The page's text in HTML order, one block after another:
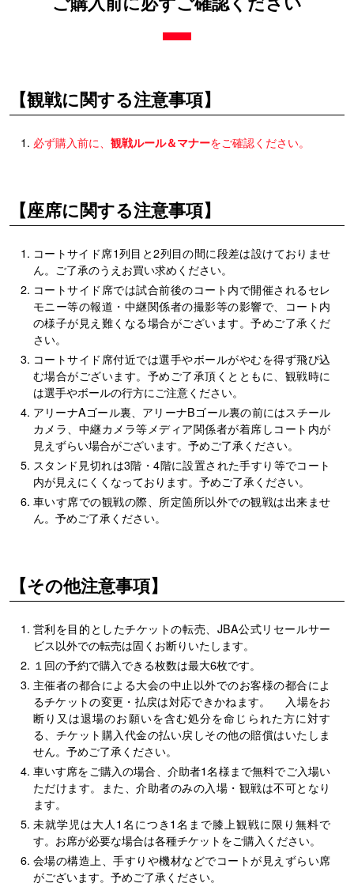
【観戦に関する注意事項】
必ず購入前に、 観戦ルール＆マナーをご確認ください。
【座席に関する注意事項】
コートサイド席1列目と2列目の間に段差は設けておりませ
ん。ご了承のうえお買い求めください。
コートサイド席では試合前後のコート内で開催されるセレ
モニー等の報道・中継関係者の撮影等の影響で、コート内
の様子が見え難くなる場合がございます。予めご了承くだ
さい。
コートサイド席付近では選手やボールがやむを得ず飛び込
む場合がございます。予めご了承頂くとともに、観戦時に
は選手やボールの行方にご注意ください。
アリーナAゴール裏、アリーナBゴール裏の前にはスチール
カメラ、中継カメラ等メディア関係者が着席しコート内が
見えずらい場合がございます。予めご了承ください。
スタンド見切れは3階・4階に設置された手すり等でコート
内が見えにくくなっております。予めご了承ください。
車いす席での観戦の際、所定箇所以外での観戦は出来ませ
ん。予めご了承ください。
【その他注意事項】
営利を目的としたチケットの転売、JBA公式リセールサー
ビス以外での転売は固くお断りいたします。
１回の予約で購入できる枚数は最大6枚です。
主催者の都合による大会の中止以外でのお客様の都合によ
るチケットの変更・払戻は対応できかねます。 入場をお
断り又は退場のお願いを含む処分を命じられた方に対す
る、チケット購入代金の払い戻しその他の賠償はいたしま
せん。予めご了承ください。
車いす席をご購入の場合、介助者1名様まで無料でご入場い
ただけます。また、介助者のみの入場・観戦は不可となり
ます。
未就学児は大人1名につき1名まで膝上観戦に限り無料で
す。お席が必要な場合は各種チケットをご購入ください。
会場の構造上、手すりや機材などでコートが見えずらい席
がございます。予めご了承ください。